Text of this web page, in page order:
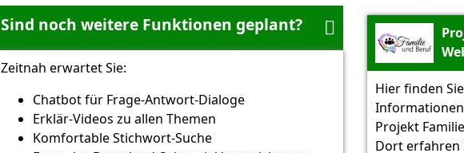
Sind noch weitere Funktionen geplant? 
Zeitnah erwartet Sie:
Chatbot für Frage-Antwort-Dialoge
Erklär-Videos zu allen Themen
Komfortable Stichwort-Suche
Hier finden
Projekt
Dort erfahren